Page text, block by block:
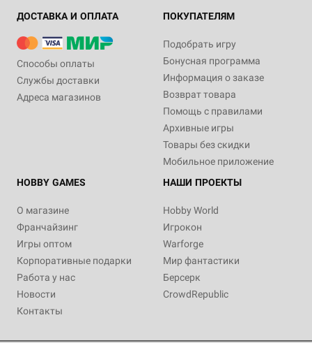
ДОСТАВКА И ОПЛАТА
Способы оплаты
Службы доставки
Адреса магазинов
ПОКУПАТЕЛЯМ
Подобрать игру
Бонусная программа
Информация о заказе
Возврат товара
Помощь с правилами
Архивные игры
Товары без скидки
Мобильное приложение
HOBBY GAMES
О магазине
Франчайзинг
Игры оптом
Корпоративные подарки
Работа у нас
Новости
Контакты
НАШИ ПРОЕКТЫ
Hobby World
Игрокон
Warforge
Мир фантастики
Берсерк
CrowdRepublic